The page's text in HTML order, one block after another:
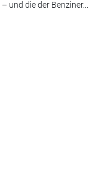
und die der Benziner...